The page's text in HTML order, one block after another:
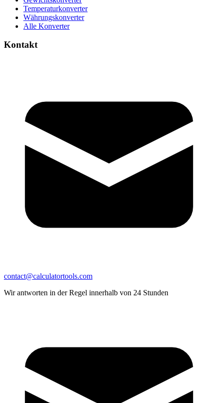
Temperaturkonverter
Währungskonverter
Alle Konverter
Kontakt
contact@calculatortools.com
Wir antworten in der Regel innerhalb von 24 Stunden